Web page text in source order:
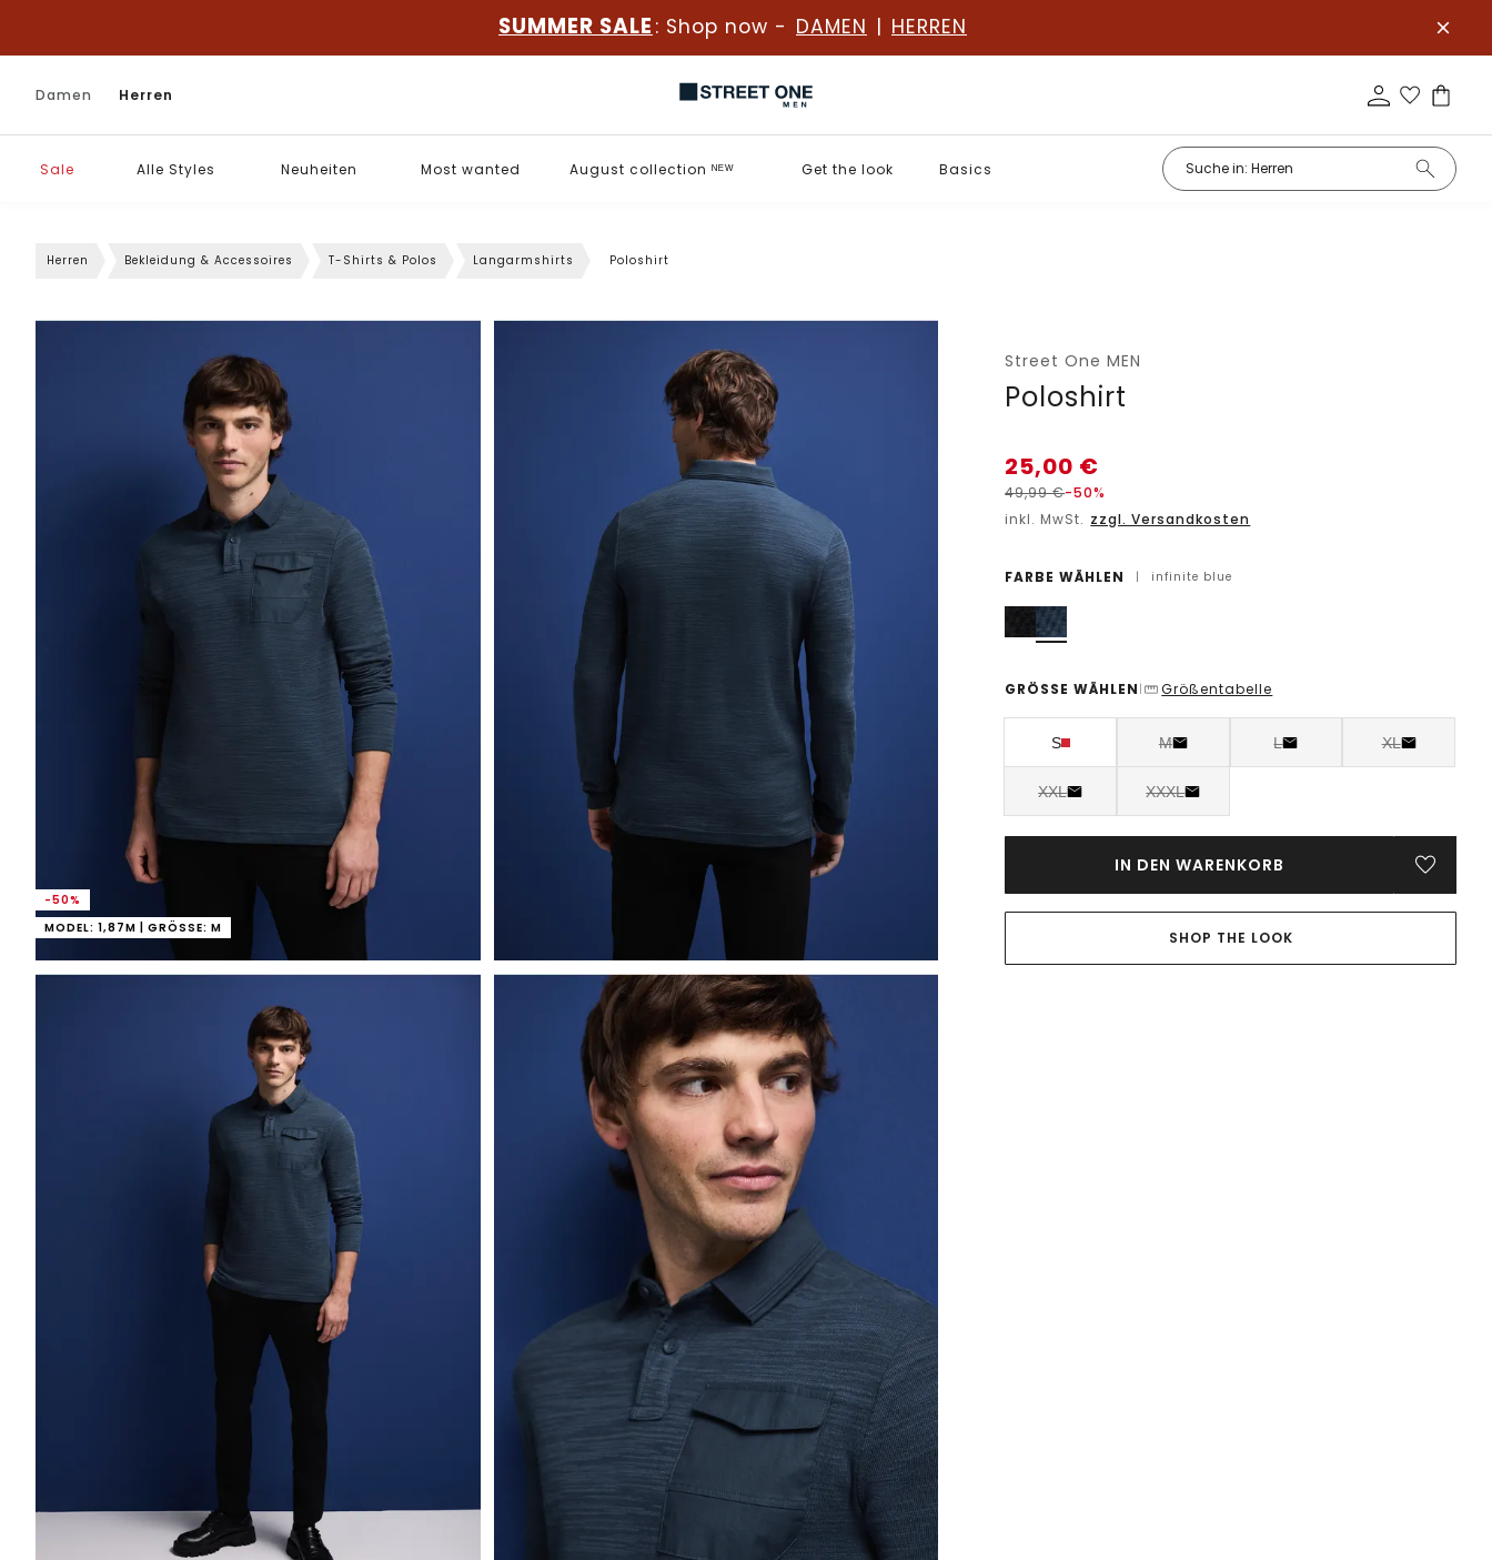
SUMMER SALE : Shop now - DAMEN | HERREN
Damen Herren
Sale Alle Styles Neuheiten Most wanted August collection ᴺᴱᵂ Get the look Basics
Herren Bekleidung & Accessoires T-Shirts & Polos Langarmshirts Poloshirt
-50%
MODEL: 1,87M | GRÖSSE: M
Street One MEN
Poloshirt
25,00 €
49,99€-50%
inkl. MwSt. zzgl. Versandkosten
FARBE WÄHLEN | infinite blue
GRÖSSE WÄHLEN | Größentabelle
S M L XL
XXL XXXL
IN DEN WARENKORB
SHOP THE LOOK